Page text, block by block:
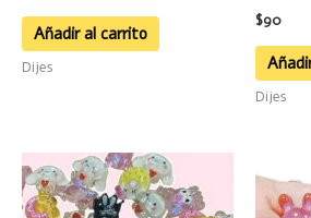
Añadir al carrito
Dijes
$90
Dijes